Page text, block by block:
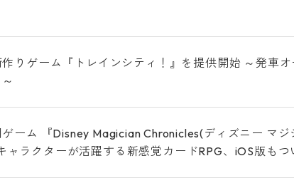
りゲーム『トレインシティ！』を提供開始 ～発車
ーム 『Disney Magician Chronicles(ディズニー マジ
ラクターが活躍する新感覚カードRPG、iOS版もつ